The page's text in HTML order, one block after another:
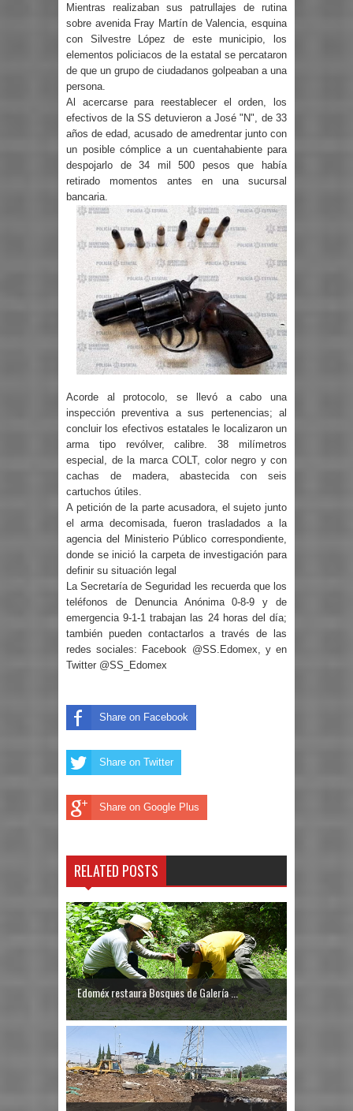
Mientras realizaban sus patrullajes de rutina
sobre avenida Fray Martín de Valencia, esquina
con Silvestre López de este municipio, los
elementos policiacos de la estatal se percataron
de que un grupo de ciudadanos golpeaban a una
persona.
Al acercarse para reestablecer el orden, los
efectivos de la SS detuvieron a José "N", de 33
años de edad, acusado de amedrentar junto con
un posible cómplice a un cuentahabiente para
despojarlo de 34 mil 500 pesos que había
retirado momentos antes en una sucursal
bancaria.
Acorde al protocolo, se llevó a cabo una
inspección preventiva a sus pertenencias; al
concluir los efectivos estatales le localizaron un
arma tipo revólver, calibre. 38 milímetros
especial, de la marca COLT, color negro y con
cachas de madera, abastecida con seis
cartuchos útiles.
A petición de la parte acusadora, el sujeto junto
el arma decomisada, fueron trasladados a la
agencia del Ministerio Público correspondiente,
donde se inició la carpeta de investigación para
definir su situación legal
La Secretaría de Seguridad les recuerda que los
teléfonos de Denuncia Anónima 0-8-9 y de
emergencia 9-1-1 trabajan las 24 horas del día;
también pueden contactarlos a través de las
redes sociales: Facebook @SS.Edomex, y en
Twitter @SS_Edomex
Share on Facebook
Share on Twitter
Share on Google Plus
RELATED POSTS
Edoméx restaura Bosques de Galería ...